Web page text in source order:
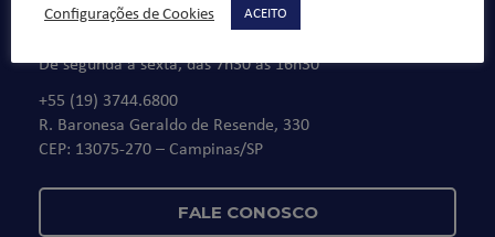
Fale Conosco
De segunda à sexta, das 7h30 às 16h30
+55 (19) 3744.6800
R. Baronesa Geraldo de Resende, 330
CEP: 13075-270 – Campinas/SP
FALE CONOSCO
Configurações de Cookies
ACEITO